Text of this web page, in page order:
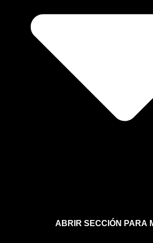
ABRIR SECCIÓN PARA